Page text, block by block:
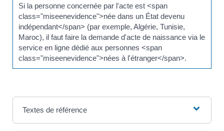
Si la personne concernée par l'acte est <span
class="miseenevidence">née dans un État devenu
indépendant</span> (par exemple, Algérie, Tunisie,
Maroc), il faut faire la demande d'acte de naissance via le
service en ligne dédié aux personnes <span
class="miseenevidence">nées à l'étranger</span>.
Textes de référence